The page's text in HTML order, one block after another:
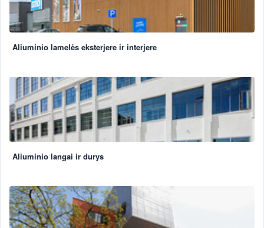
Aliuminio lamelės eksterjere ir interjere
Aliuminio langai ir durys